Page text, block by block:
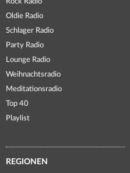
Rock Radio
Oldie Radio
Schlager Radio
Party Radio
Lounge Radio
Weihnachtsradio
Meditationsradio
Top 40
Playlist
REGIONEN